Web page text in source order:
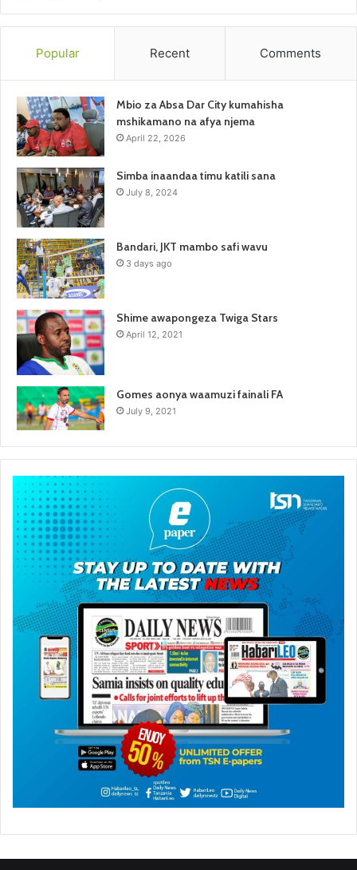
Popular Recent Comments
Mbio za Absa Dar City kumahisha
mshikamano na afya njema
April 22, 2026
Simba inaandaa timu katili sana
July 8, 2024
Bandari, JKT mambo safi wavu
3 days ago
Shime awapongeza Twiga Stars
April 12, 2021
Gomes aonya waamuzi fainali FA
July 9, 2021